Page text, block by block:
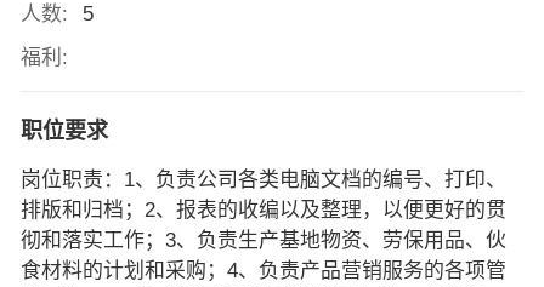
人数:
5
福利:
职位要求
岗位职责：1、负责公司各类电脑文档的编号、打印、
排版和归档；2、报表的收编以及整理，以便更好的贯
彻和落实工作；3、负责生产基地物资、劳保用品、伙
食材料的计划和采购；4、负责产品营销服务的各项管